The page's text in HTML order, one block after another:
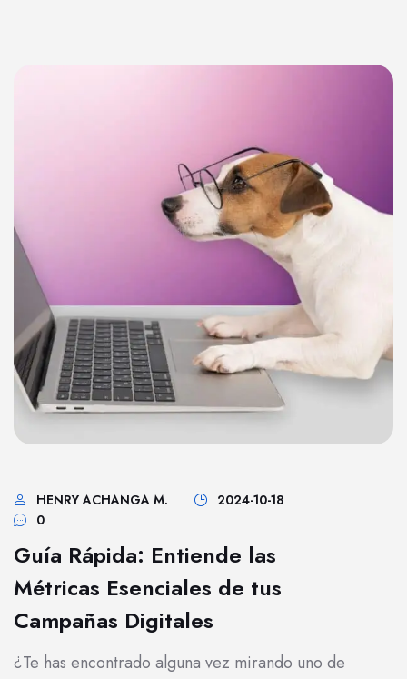
HENRY ACHANGA M.
2024-10-18
0
Guía Rápida: Entiende las
Métricas Esenciales de tus
Campañas Digitales
¿Te has encontrado alguna vez mirando uno de